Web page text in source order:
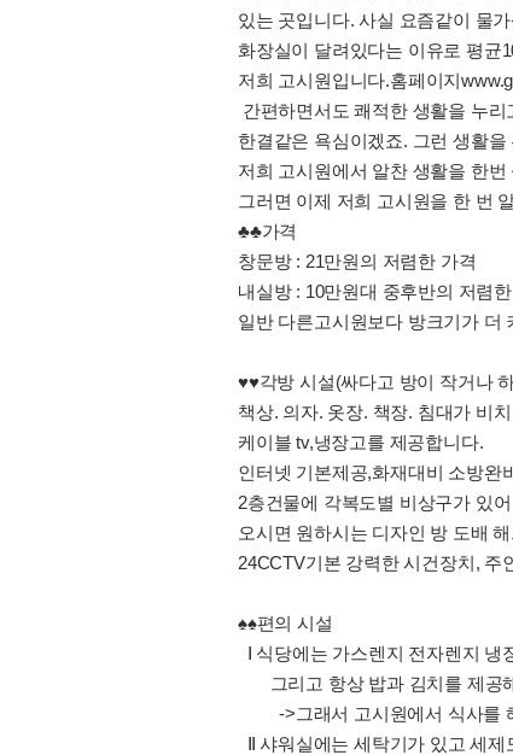
있는 곳입니다. 사실 요즘같이 물
화장실이 달려있다는 이유로 평균
저희 고시원입니다.홈페이지
간편하면서도 쾌적한 생활을 누리
한결같은 욕심이겠죠. 그런 생활
저희 고시원에서 알찬 생활을 한번
그러면 이제 저희 고시원을 한 번
♣♣가격
창문방 : 21만원의 저렴한 가격
내실방 : 10만원대 중후반의 저렴
일반 다른고시원보다 방크기가 더
♥♥각방 시설(싸다고 방이 작거나
책상. 의자. 옷장. 책장. 침대가 비
케이블 tv,냉장고를 제공합니다.
인터넷 기본제공,화재대비 소방완
2층건물에 각복도별 비상구가 있
오시면 원하시는 디자인 방 도배
24CCTV기본 강력한 시건장치, 주
♠♠편의 시설
Ⅰ 식당에는 가스렌지 전자렌지 냉
그리고 항상 밥과 김치를 제공
->그래서 고시원에서 식사를
Ⅱ 샤워실에는 세탁기가 있고 세